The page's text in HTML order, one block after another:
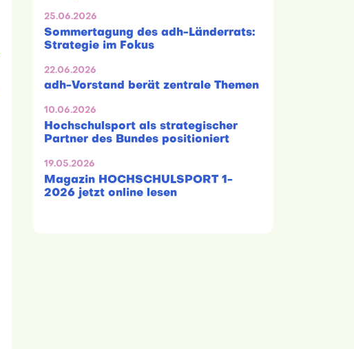
25.06.2026
Sommertagung des adh-Länderrats:
Strategie im Fokus
22.06.2026
adh-Vorstand berät zentrale Themen
10.06.2026
Hochschulsport als strategischer
Partner des Bundes positioniert
19.05.2026
Magazin HOCHSCHULSPORT 1-
2026 jetzt online lesen